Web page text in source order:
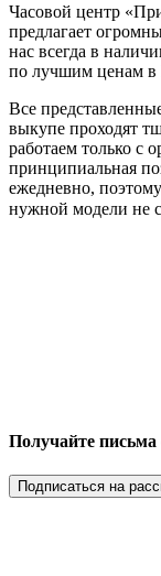
Часовой центр
предлагает
нас всегда в
по лучшим ценам в
Все
выкупе проходят
работаем только с
принципиальная
ежедневно,
нужной модели не
Получайте
Подписаться на